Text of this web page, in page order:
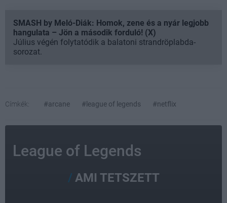
SMASH by Meló-Diák: Homok, zene és a nyár legjobb
hangulata – Jön a második forduló! (X)
Július végén folytatódik a balatoni strandröplabda-
sorozat.
Címkék: #arcane #league of legends #netflix
League of Legends
AMI TETSZETT